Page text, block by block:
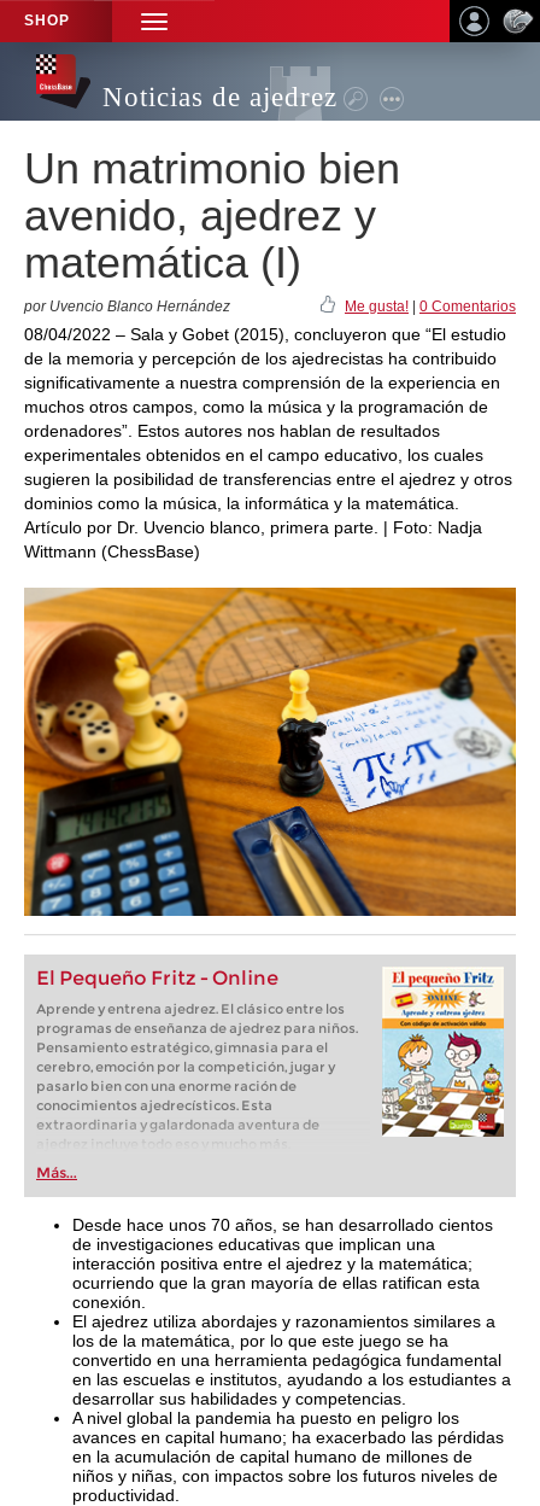
SHOP
TOGGLE
NAVIGATION
Noticias de ajedrez
Un matrimonio bien
avenido, ajedrez y
matemática (I)
por Uvencio Blanco Hernández Me gusta! 0 Comentarios
08/04/2022 – Sala y Gobet (2015), concluyeron que “El estudio
de la memoria y percepción de los ajedrecistas ha contribuido
significativamente a nuestra comprensión de la experiencia en
muchos otros campos, como la música y la programación de
ordenadores”. Estos autores nos hablan de resultados
experimentales obtenidos en el campo educativo, los cuales
sugieren la posibilidad de transferencias entre el ajedrez y otros
dominios como la música, la informática y la matemática.
Artículo por Dr. Uvencio blanco, primera parte. | Foto: Nadja
Wittmann (ChessBase)
El Pequeño Fritz - Online
Aprende y entrena ajedrez. El clásico entre los
programas de enseñanza de ajedrez para niños.
Pensamiento estratégico, gimnasia para el
cerebro, emoción por la competición, jugar y
pasarlo bien con una enorme ración de
conocimientos ajedrecísticos. Esta
extraordinaria y galardonada aventura de
Más...
Desde hace unos 70 años, se han desarrollado cientos
de investigaciones educativas que implican una
interacción positiva entre el ajedrez y la matemática;
ocurriendo que la gran mayoría de ellas ratifican esta
conexión.
El ajedrez utiliza abordajes y razonamientos similares a
los de la matemática, por lo que este juego se ha
convertido en una herramienta pedagógica fundamental
en las escuelas e institutos, ayudando a los estudiantes a
desarrollar sus habilidades y competencias.
A nivel global la pandemia ha puesto en peligro los
avances en capital humano; ha exacerbado las pérdidas
en la acumulación de capital humano de millones de
niños y niñas, con impactos sobre los futuros niveles de
productividad.